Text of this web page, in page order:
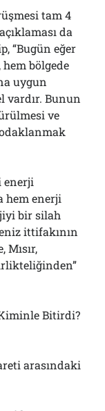
tam 4
da
“Bugün eğer
bölgede
uygun
vardır. Bunun
ve
enerji
hem enerji
bir silah
ittifakının
Bitirdi?
arasındaki